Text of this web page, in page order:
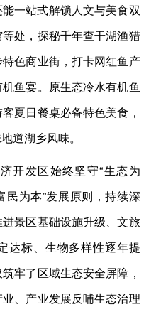
一站式解锁人文与美食双
处，探秘千年查干湖渔猎
色商业街，打卡网红鱼产
鱼宴。原生态冷水有机鱼
夏日餐桌必备特色美食，
道湖乡风味。
开发区始终坚守“生态为
为本”发展原则，持续深
景区基础设施升级、文旅
达标、生物多样性逐年提
牢了区域生态安全屏障，
、产业发展反哺生态治理